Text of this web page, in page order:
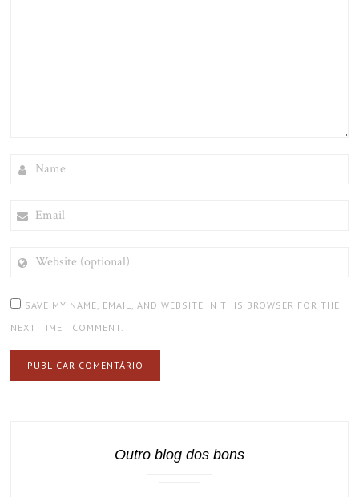
(OPTIONAL)
SAVE MY NAME, EMAIL, AND WEBSITE IN THIS BROWSER FOR THE
NEXT TIME I COMMENT.
Outro blog dos bons